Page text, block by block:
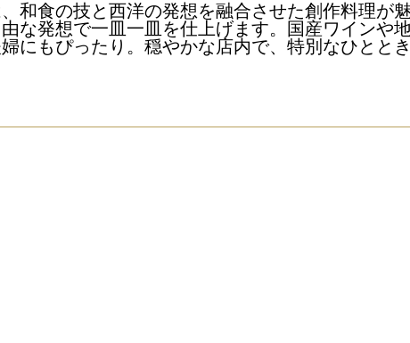
和食の技と西洋の発想を融合させた創作料理が
な発想で一皿一皿を仕上げます。国産ワインや
にもぴったり。穏やかな店内で、特別なひとと